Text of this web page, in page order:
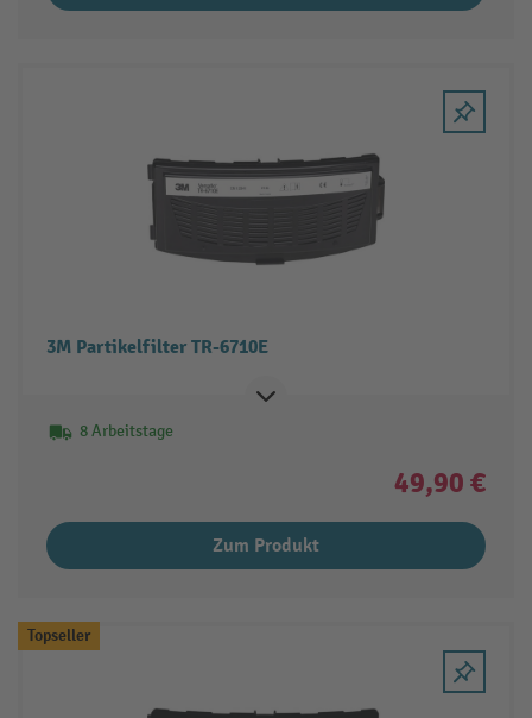
3M Partikelfilter TR-6710E
8 Arbeitstage
49,90 €
Zum Produkt
Topseller